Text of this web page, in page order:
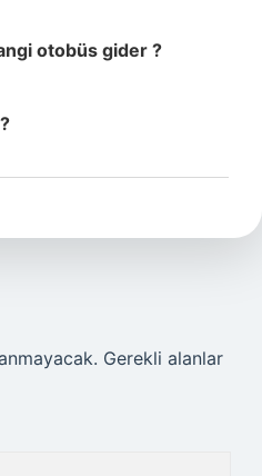
otobüs gider ?
Gerekli alanlar